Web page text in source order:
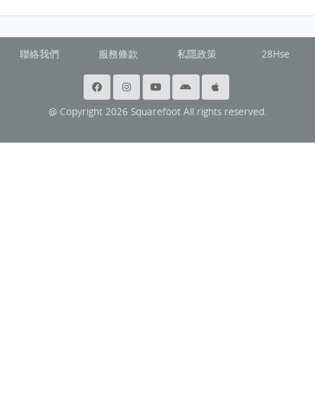
聯絡我們 服務條款 私隱政策 28Hse
@ Copyright 2026 Squarefoot All rights reserved.